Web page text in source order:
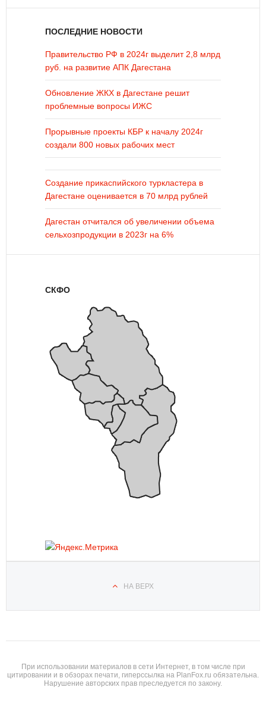
ПОСЛЕДНИЕ НОВОСТИ
Правительство РФ в 2024г выделит 2,8 млрд
руб. на развитие АПК Дагестана
Обновление ЖКХ в Дагестане решит
проблемные вопросы ИЖС
Прорывные проекты КБР к началу 2024г
создали 800 новых рабочих мест
Создание прикаспийского туркластера в
Дагестане оценивается в 70 млрд рублей
Дагестан отчитался об увеличении объема
сельхозпродукции в 2023г на 6%
СКФО
НА ВЕРХ
При использовании материалов в сети Интернет, в том числе при
цитировании и в обзорах печати, гиперссылка на PlanFox.ru обязательна.
Нарушение авторских прав преследуется по закону.